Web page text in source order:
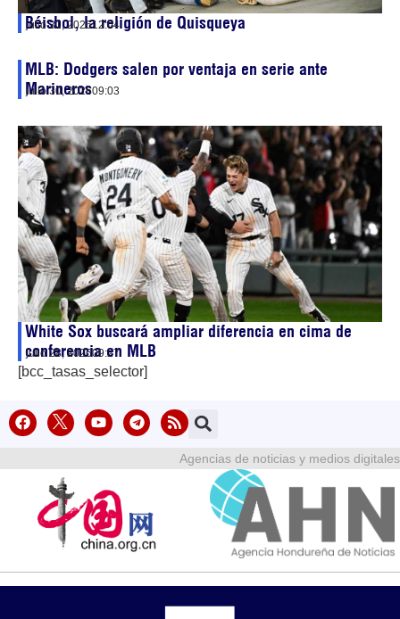
Béisbol, la religión de Quisqueya
julio 31, 202612:04
MLB: Dodgers salen por ventaja en serie ante
Marineros
julio 30, 202609:03
White Sox buscará ampliar diferencia en cima de
conferencia en MLB
julio 28, 202609:27
[bcc_tasas_selector]
Agencias de noticias y medios digitales